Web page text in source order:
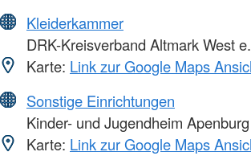
Kleiderkammer
DRK-Kreisverband Altmark West
Karte: Link zur Google Maps
Sonstige Einrichtungen
Kinder- und Jugendheim Apenburg
Karte: Link zur Google Maps